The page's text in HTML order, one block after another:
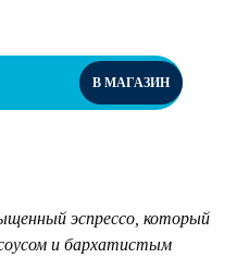
В МАГАЗИН
эспрессо, который
и бархатистым